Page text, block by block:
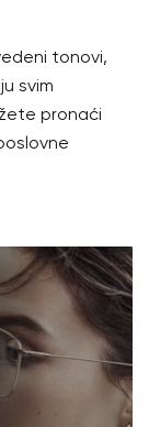
tonovi,
svim
pronaći